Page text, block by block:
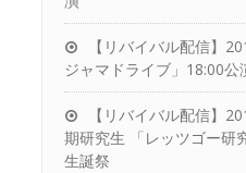
【リバイバル配信】
ジャマドライブ」18:00公
【リバイバル配信】
期研究生 「レッツゴー研
生誕祭